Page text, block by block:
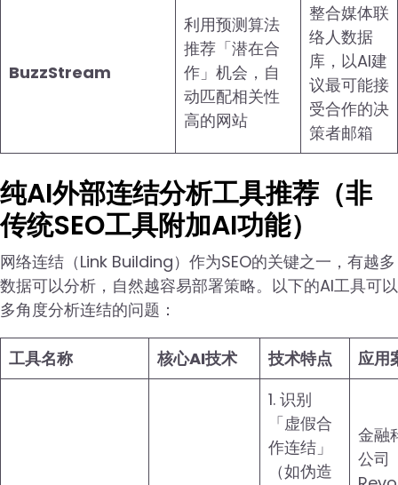
BuzzStream
利用预测算法
推荐「潜在合
作」机会，自
动匹配相关性
高的网站
整合媒体联
络人数据
库，以AI建
议最可能接
受合作的决
策者邮箱
纯AI外部连结分析工具推荐（非
传统SEO工具附加AI功能）
网络连结（Link Building）作为SEO的关键之一，有越多
数据可以分析，自然越容易部署策略。以下的AI工具可以
多角度分析连结的问题：
工具名称 核心AI技术 技术特点 应用
1. 识别
「虚假合
作连结」
（如伪造
金融
公司